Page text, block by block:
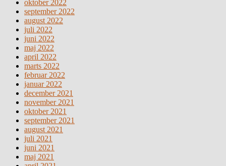
oktober 2022
september 2022
august 2022
juli 2022
juni 2022
maj 2022
april 2022
marts 2022
februar 2022
januar 2022
december 2021
november 2021
oktober 2021
september 2021
august 2021
juli 2021
juni 2021
maj 2021